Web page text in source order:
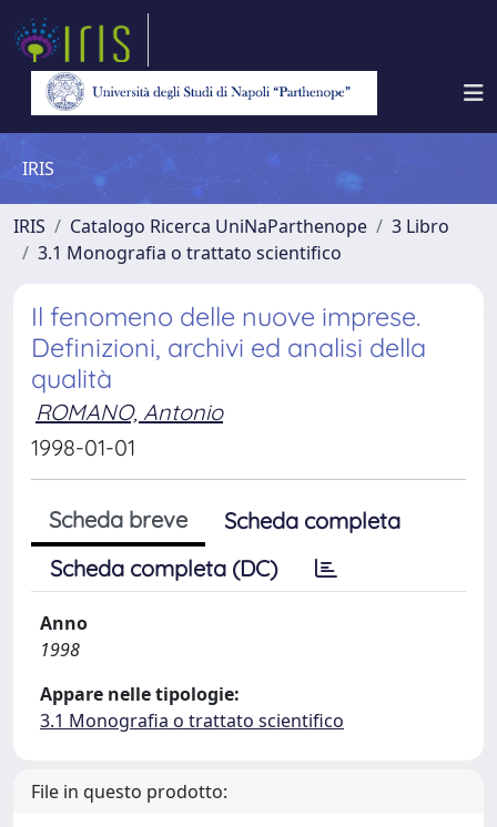
IRIS
IRIS Catalogo Ricerca UniNaParthenope
3 Libro
3.1 Monografia o trattato scientifico
Il fenomeno delle nuove imprese.
Definizioni, archivi ed analisi della
qualità
ROMANO, Antonio
1998-01-01
Scheda breve
Scheda completa
Scheda completa (DC)
Anno
1998
Appare nelle tipologie:
3.1 Monografia o trattato scientifico
File in questo prodotto: